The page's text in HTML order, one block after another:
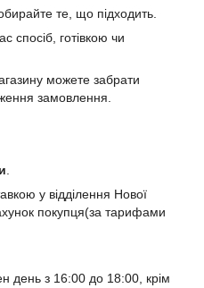
те, що підходить.
спосіб, готівкою чи
можете забрати
замовлення.
у відділення Нової
покупця(за тарифами
день з 16:00 до 18:00, крім